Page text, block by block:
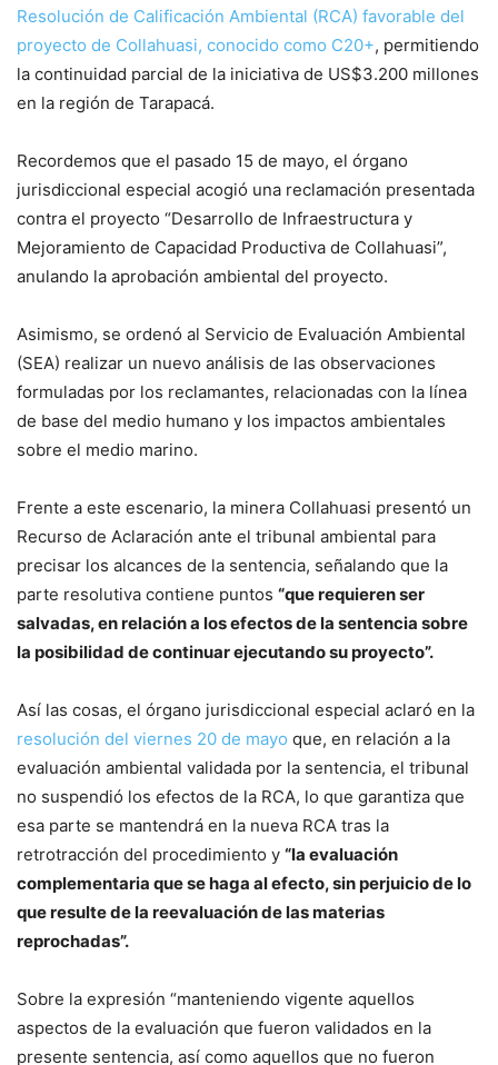
Resolución de Calificación Ambiental (RCA) favorable del
proyecto de Collahuasi, conocido como C20+, permitiendo
la continuidad parcial de la iniciativa de US$3.200 millones
en la región de Tarapacá.
Recordemos que el pasado 15 de mayo, el órgano
jurisdiccional especial acogió una reclamación presentada
contra el proyecto “Desarrollo de Infraestructura y
Mejoramiento de Capacidad Productiva de Collahuasi”,
anulando la aprobación ambiental del proyecto.
Asimismo, se ordenó al Servicio de Evaluación Ambiental
(SEA) realizar un nuevo análisis de las observaciones
formuladas por los reclamantes, relacionadas con la línea
de base del medio humano y los impactos ambientales
sobre el medio marino.
Frente a este escenario, la minera Collahuasi presentó un
Recurso de Aclaración ante el tribunal ambiental para
precisar los alcances de la sentencia, señalando que la
parte resolutiva contiene puntos “que requieren ser
salvadas, en relación a los efectos de la sentencia sobre
la posibilidad de continuar ejecutando su proyecto”.
Así las cosas, el órgano jurisdiccional especial aclaró en la
resolución del viernes 20 de mayo que, en relación a la
evaluación ambiental validada por la sentencia, el tribunal
no suspendió los efectos de la RCA, lo que garantiza que
esa parte se mantendrá en la nueva RCA tras la
retrotracción del procedimiento y “la evaluación
complementaria que se haga al efecto, sin perjuicio de lo
que resulte de la reevaluación de las materias
reprochadas”.
Sobre la expresión “manteniendo vigente aquellos
aspectos de la evaluación que fueron validados en la
presente sentencia, así como aquellos que no fueron